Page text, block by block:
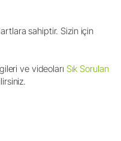
sahiptir. Sizin için
ve videoları Sık Sorulan